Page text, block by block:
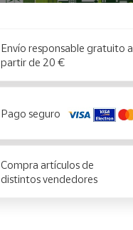
Envío responsable gratuito a
partir de 20 €
Pago seguro
Compra artículos de
distintos vendedores